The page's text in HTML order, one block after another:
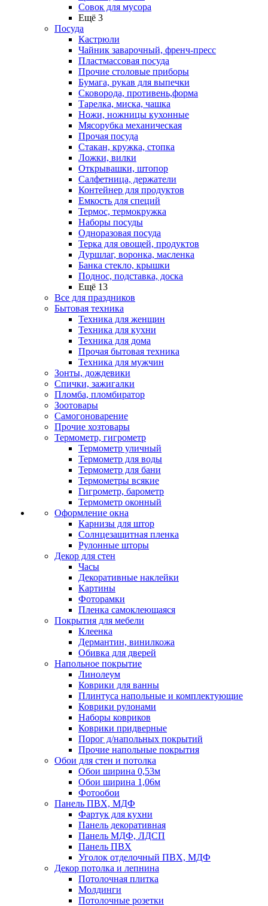
Совок для мусора
Ещё 3
Посуда
Кастрюли
Чайник заварочный, френч-пресс
Пластмассовая посуда
Прочие столовые приборы
Бумага, рукав для выпечки
Сковорода, противень,форма
Тарелка, миска, чашка
Ножи, ножницы кухонные
Мясорубка механическая
Прочая посуда
Стакан, кружка, стопка
Ложки, вилки
Открывашки, штопор
Салфетница, держатели
Контейнер для продуктов
Емкость для специй
Термос, термокружка
Наборы посуды
Одноразовая посуда
Терка для овощей, продуктов
Дуршлаг, воронка, масленка
Банка стекло, крышки
Поднос, подставка, доска
Ещё 13
Все для праздников
Бытовая техника
Техника для женщин
Техника для кухни
Техника для дома
Прочая бытовая техника
Техника для мужчин
Зонты, дождевики
Спички, зажигалки
Пломба, пломбиратор
Зоотовары
Самогоноварение
Прочие хозтовары
Термометр, гигрометр
Термометр уличный
Термометр для воды
Термометр для бани
Термометры всякие
Гигрометр, барометр
Термометр оконный
Оформление окна
Карнизы для штор
Солнцезащитная пленка
Рулонные шторы
Декор для стен
Часы
Декоративные наклейки
Картины
Фоторамки
Пленка самоклеющаяся
Покрытия для мебели
Клеенка
Дермантин, винилкожа
Обивка для дверей
Напольное покрытие
Линолеум
Коврики для ванны
Плинтуса напольные и комплектующие
Коврики рулонами
Наборы ковриков
Коврики придверные
Порог д/напольных покрытий
Прочие напольные покрытия
Обои для стен и потолка
Обои ширина 0,53м
Обои ширина 1,06м
Фотообои
Панель ПВХ, МДФ
Фартук для кухни
Панель декоративная
Панель МДФ, ЛДСП
Панель ПВХ
Уголок отделочный ПВХ, МДФ
Декор потолка и лепнина
Потолочная плитка
Молдинги
Потолочные розетки